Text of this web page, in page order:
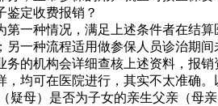
鉴定收费报销？
一种情况，满足上述条件者在结
一种流程适用做参保人员诊治期
的机构会详细查核上述资料，报
均可在医院进行，其实不太准确。
母）是否为子女的亲生父亲（母